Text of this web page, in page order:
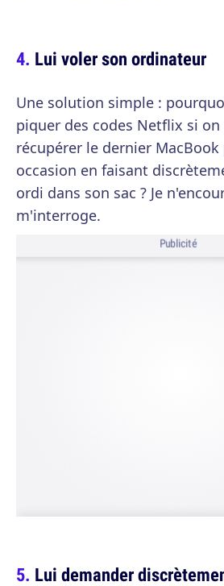
Lui voler son ordinateur
Une solution simple :
piquer des codes Netflix si
récupérer le dernier
occasion en faisant
ordi dans son sac ? Je
m'interroge.
Publicité
Lui demander